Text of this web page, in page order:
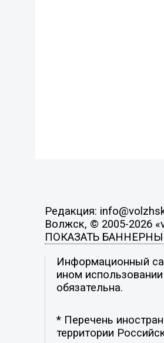
Редакция:
Волжск, © 2005-2026
ПОКАЗАТЬ
Информационный
ином
обязательна.
* Перечень
территории